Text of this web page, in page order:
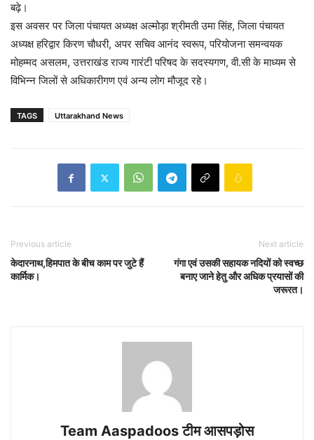
बढ़े।
इस अवसर पर जिला पंचायत अध्यक्ष अल्मोड़ा श्रीमती उमा सिंह, जिला पंचायत
अध्यक्ष हरिद्वार किरण चौधरी, अपर सचिव आनंद स्वरूप, परियोजना समन्वयक
मोहम्मद असलम, उत्तराखंड राज्य गारंटी परिषद के सदस्यगण, वी.सी के माध्यम से
विभिन्न जिलों से अधिकारीगण एवं अन्य लोग मौजूद रहे।
TAGS Uttarakhand News
Previous article
केदारनाथ,हिमपात के बीच काम पर जुटे हैं
कार्मिक।
Next article
गंगा एवं उसकी सहायक नदियों को स्वच्छ
बनाए जाने हेतु और अधिक प्रयासों की
जरूरत।
Team Aaspadoos टीम आसपड़ोस